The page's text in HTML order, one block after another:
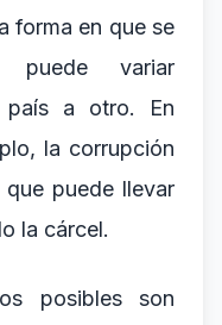
forma en que se
puede variar
país a otro. En
la corrupción
puede llevar
la cárcel.
posibles son